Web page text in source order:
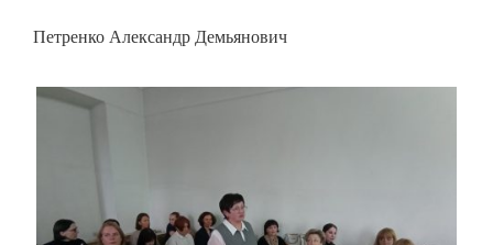
Петренко Александр Демьянович